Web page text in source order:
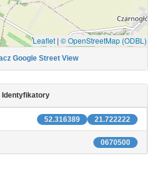
Leaflet | © OpenStreetMap (ODBL)
Google Street View
Identyfikatory
21.722222
52.316389
0670500